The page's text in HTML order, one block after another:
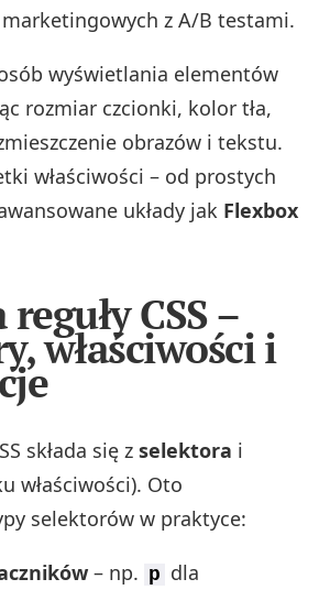
z A/B testami.
wyświetlania elementów
rozmiar czcionki, kolor tła,
obrazów i tekstu.
właściwości – od prostych
układy jak Flexbox
CSS –
właściwości i
składa się zselektora i
właściwości). Oto
selektorów w praktyce:
– np. p dla